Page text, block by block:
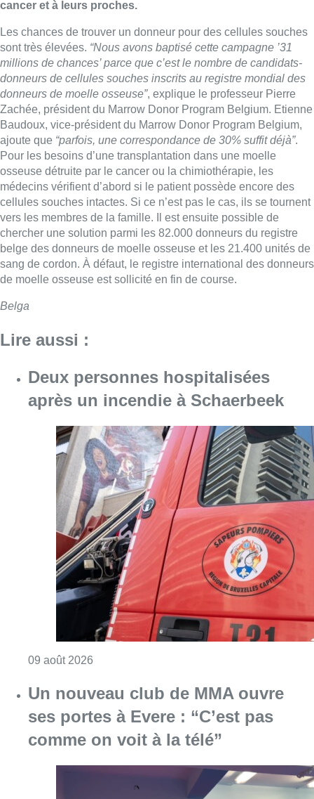
cancer et à leurs proches.
Les chances de trouver un donneur pour des cellules souches
sont très élevées. “Nous avons baptisé cette campagne ’31
millions de chances’ parce que c’est le nombre de candidats-
donneurs de cellules souches inscrits au registre mondial des
donneurs de moelle osseuse”, explique le professeur Pierre
Zachée, président du Marrow Donor Program Belgium. Etienne
Baudoux, vice-président du Marrow Donor Program Belgium,
ajoute que “parfois, une correspondance de 30% suffit déjà”.
Pour les besoins d’une transplantation dans une moelle
osseuse détruite par le cancer ou la chimiothérapie, les
médecins vérifient d’abord si le patient possède encore des
cellules souches intactes. Si ce n’est pas le cas, ils se tournent
vers les membres de la famille. Il est ensuite possible de
chercher une solution parmi les 82.000 donneurs du registre
belge des donneurs de moelle osseuse et les 21.400 unités de
sang de cordon. À défaut, le registre international des donneurs
de moelle osseuse est sollicité en fin de course.
Belga
Lire aussi :
Deux personnes hospitalisées
après un incendie à Schaerbeek
09 août 2026
Un nouveau club de MMA ouvre
ses portes à Evere : “C’est pas
comme on voit à la télé”